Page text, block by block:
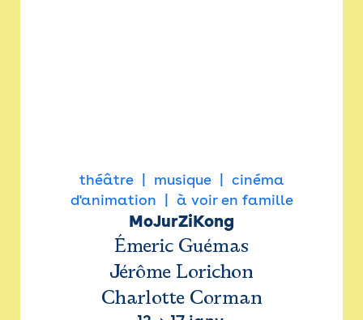
théâtre musique
cinéma
d'animation
à voir en famille
MoJurZiKong
Émeric Guémas
Jérôme Lorichon
Charlotte Corman